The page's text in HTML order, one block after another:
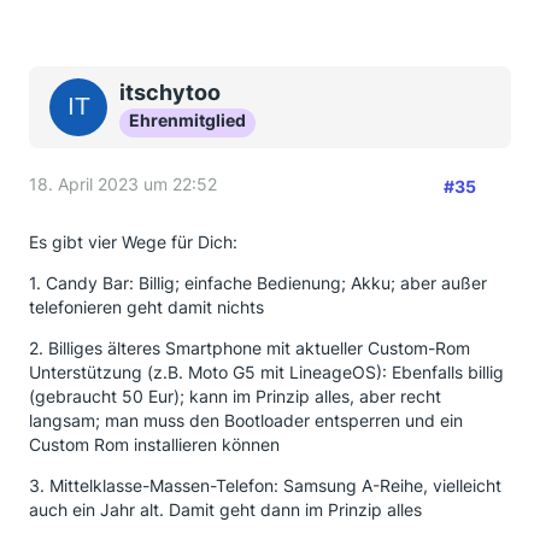
itschytoo
Ehrenmitglied
18. April 2023 um 22:52 #35
Es gibt vier Wege für Dich:
1. Candy Bar: Billig; einfache Bedienung; Akku; aber außer
telefonieren geht damit nichts
2. Billiges älteres Smartphone mit aktueller Custom-Rom
Unterstützung (z.B. Moto G5 mit LineageOS): Ebenfalls billig
(gebraucht 50 Eur); kann im Prinzip alles, aber recht
langsam; man muss den Bootloader entsperren und ein
Custom Rom installieren können
3. Mittelklasse-Massen-Telefon: Samsung A-Reihe, vielleicht
auch ein Jahr alt. Damit geht dann im Prinzip alles